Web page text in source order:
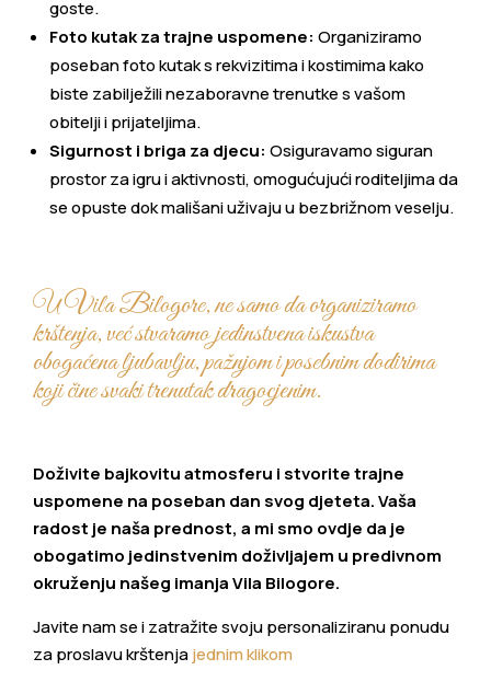
goste.
Foto kutak za trajne uspomene: Organiziramo
poseban foto kutak s rekvizitima i kostimima kako
biste zabilježili nezaboravne trenutke s vašom
obitelji i prijateljima.
Sigurnost i briga za djecu: Osiguravamo siguran
prostor za igru i aktivnosti, omogućujući roditeljima da
se opuste dok mališani uživaju u bezbrižnom veselju.
U Vila Bilogore, ne samo da organiziramo
krštenja, već stvaramo jedinstvena iskustva
obogaćena ljubavlju, pažnjom i posebnim dodirima
koji čine svaki trenutak dragocjenim.
Doživite bajkovitu atmosferu i stvorite trajne
uspomene na poseban dan svog djeteta. Vaša
radost je naša prednost, a mi smo ovdje da je
obogatimo jedinstvenim doživljajem u predivnom
okruženju našeg imanja Vila Bilogore.
Javite nam se i zatražite svoju personaliziranu ponudu
za proslavu krštenjajednim klikom